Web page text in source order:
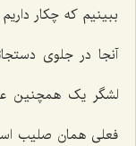
ببینیم که چکار
آنجا در جلوی
لشگر یک همچنین
فعلی همان صلیب